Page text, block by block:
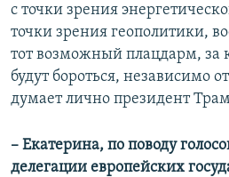
с точки зрения
точки зрения геополитики,
тот возможный плацдарм,
будут бороться, независимо
думает лично президент
– Екатерина, по поводу
делегации европейских